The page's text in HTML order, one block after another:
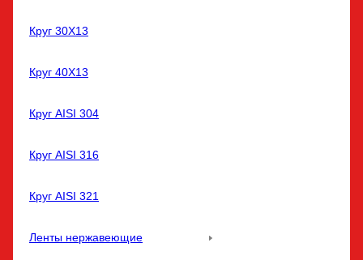
Круг 30Х13
Круг 40Х13
Круг AISI 304
Круг AISI 316
Круг AISI 321
Ленты нержавеющие